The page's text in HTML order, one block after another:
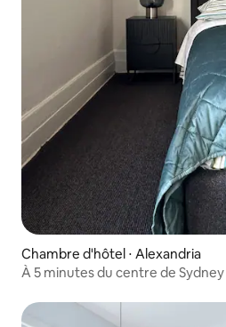
Chambre d'hôtel ⋅ Alexandria
À 5 minutes du centre de